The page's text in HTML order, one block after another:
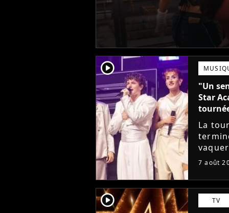
player2
"Un
Star
La
cet
7 août
player2 TV